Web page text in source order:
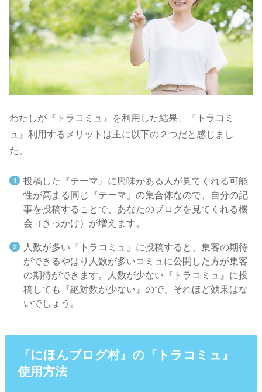
わたしが『トラコミュ』を利用した結果、『トラコミ
ュ』利用するメリットは主に以下の２つだと感じまし
た。
投稿した『テーマ』に興味がある人が見てくれる可能
性が高まる同じ『テーマ』の集合体なので、自分の記
事を投稿することで、あなたのブログを見てくれる機
会（きっかけ）が増えます。
人数が多い『トラコミュ』に投稿すると、集客の期待
ができるやはり人数が多いコミュに公開した方が集客
の期待ができます。
人数が少ない『トラコミュ』に投
稿しても『絶対数が少ない』ので、それほど効果はな
いでしょう。
『にほんブログ村』の『トラコミュ』
使用方法